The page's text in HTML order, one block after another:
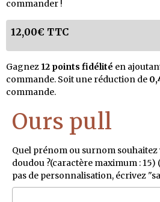
commander !
12,00€ TTC
Gagnez 12 points fidélité en
commande. Soit une réduction de
commande.
Ours pull
Quel prénom ou surnom
doudou ?(caractère maximum : 15)
pas de personnalisation, écrivez